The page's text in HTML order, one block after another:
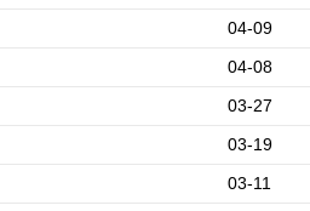
04-09
04-08
03-27
03-19
03-11